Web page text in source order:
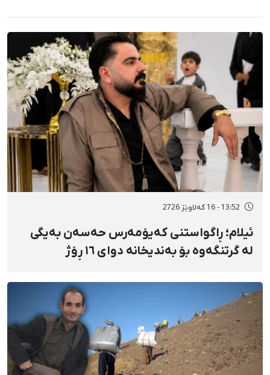
13:52 - 16 گەلاوێژ 2726
ئیلام؛ ڕاگواستنی کەیۆمەرس حەسەن بەیگی
لە گرتنگەوە بۆ بەندیخانە دوای ١٦ ڕۆژ